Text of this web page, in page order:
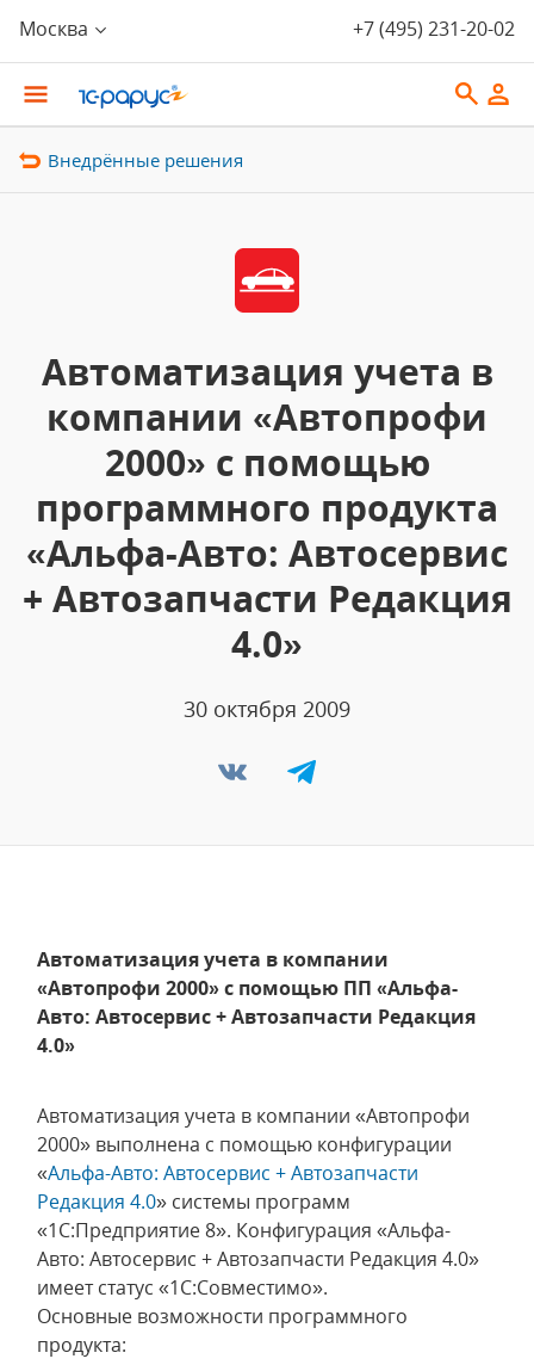
Москва +7 (495) 231-20-02
Внедрённые решения
Автоматизация учета в
компании «Автопрофи
2000» с помощью
программного продукта
«Альфа-Авто: Автосервис
+ Автозапчасти Редакция
4.0»
30 октября 2009
Автоматизация учета в компании
«Автопрофи 2000» с помощью ПП «Альфа-
Авто: Автосервис + Автозапчасти Редакция
4.0»
Автоматизация учета в компании «Автопрофи
2000» выполнена с помощью конфигурации
«Альфа-Авто: Автосервис + Автозапчасти
Редакция 4.0» системы программ
«1С:Предприятие 8». Конфигурация «Альфа-
Авто: Автосервис + Автозапчасти Редакция 4.0»
имеет статус «1С:Совместимо».
Основные возможности программного
продукта: